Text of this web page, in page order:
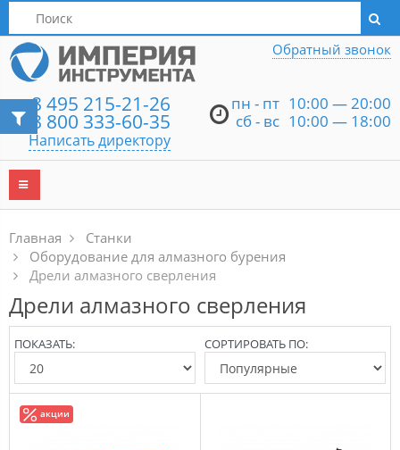
Написать директору
8 495 215-21-26
8 800 333-60-35
Написать директору
пн - пт 10:00 — 20:00
сб - вс 10:00 — 18:00
Обратный звонок
Главная
Станки
Оборудование для алмазного бурения
Дрели алмазного сверления
Дрели алмазного сверления
СОРТИРОВАТЬ ПО:
ПОКАЗАТЬ:
акции